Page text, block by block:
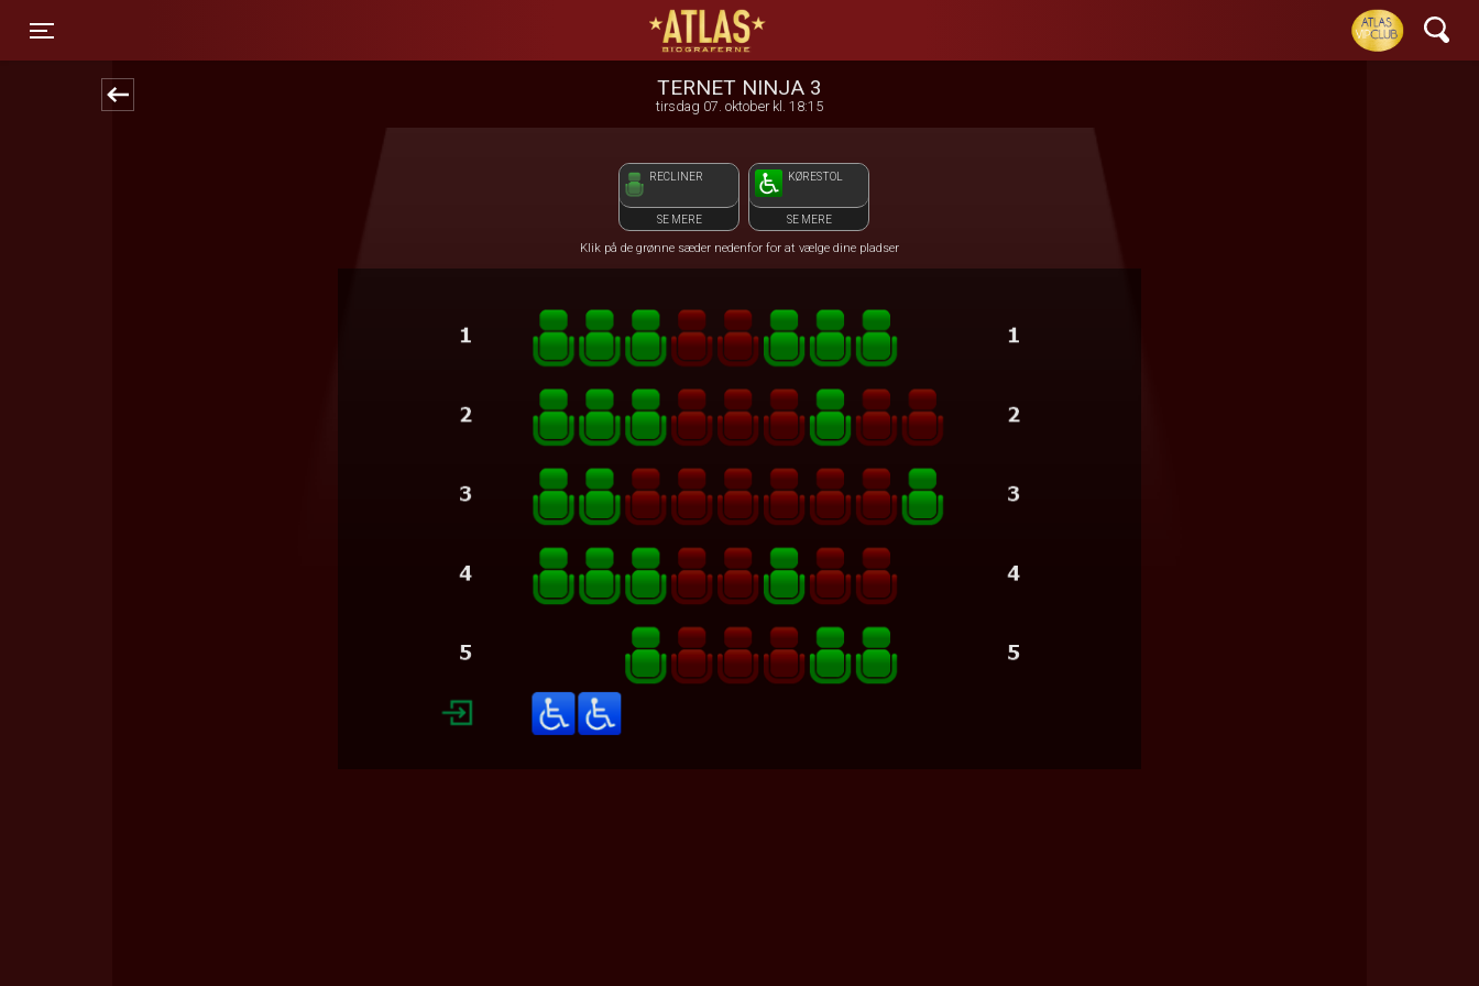
ATLAS Biograferne
TERNET NINJA 3
tirsdag 07. oktober kl. 18:15
RECLINER
SE MERE
KØRESTOL
SE MERE
Klik på de grønne sæder nedenfor for at vælge dine pladser
front05-temp 020110